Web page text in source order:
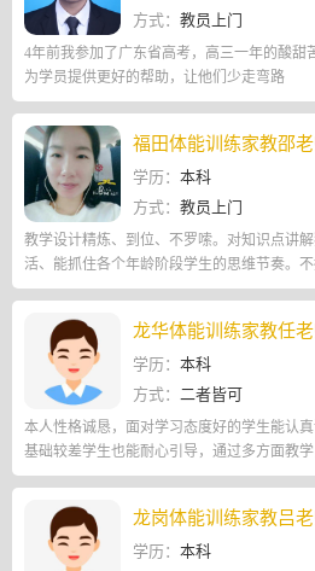
方式： 教员上门
4年前我参加了广东省高考，高三一年的酸甜
为学员提供更好的帮助，让他们少走弯路
福田体能训练家教邵
学历： 本科
方式： 教员上门
教学设计精炼、到位、不罗嗦。对知识点讲
活、能抓住各个年龄阶段学生的思维节奏。
的既有劲又刻苦.
龙华体能训练家教任
学历： 本科
方式： 二者皆可
本人性格诚恳，面对学习态度好的学生能认
基础较差学生也能耐心引导，通过多方面教
真细心，灵活变通，面对问题不抱怨，耐心
龙岗体能训练家教吕
学历： 本科